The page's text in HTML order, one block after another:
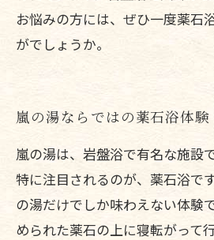
お悩みの方には、ぜひ一度薬石
がでしょうか。
嵐の湯ならではの薬石浴体験
嵐の湯は、岩盤浴で有名な施設
特に注目されるのが、薬石浴で
の湯だけでしか味わえない体験
められた薬石の上に寝転がって